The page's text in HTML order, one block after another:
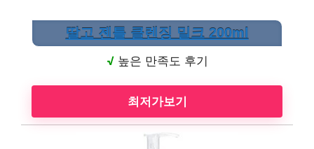
딸고 젠틀 클렌징 밀크 200ml
√높은 만족도 후기
최저가보기